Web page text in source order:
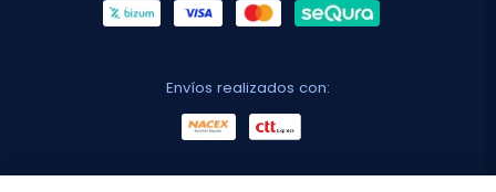
Envíos realizados con: